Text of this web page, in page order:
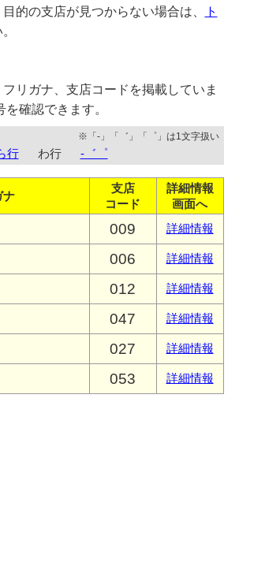
的の支店が見つからない場合は、
ト
リガナ、支店コードを掲載していま
確認できます。
※「-」「゛」「゜」は1文字扱い
行 わ行 -゛゜
ナ
支店
コード
詳細情報
画面へ
009 詳細情報
006 詳細情報
012 詳細情報
047 詳細情報
027 詳細情報
053 詳細情報